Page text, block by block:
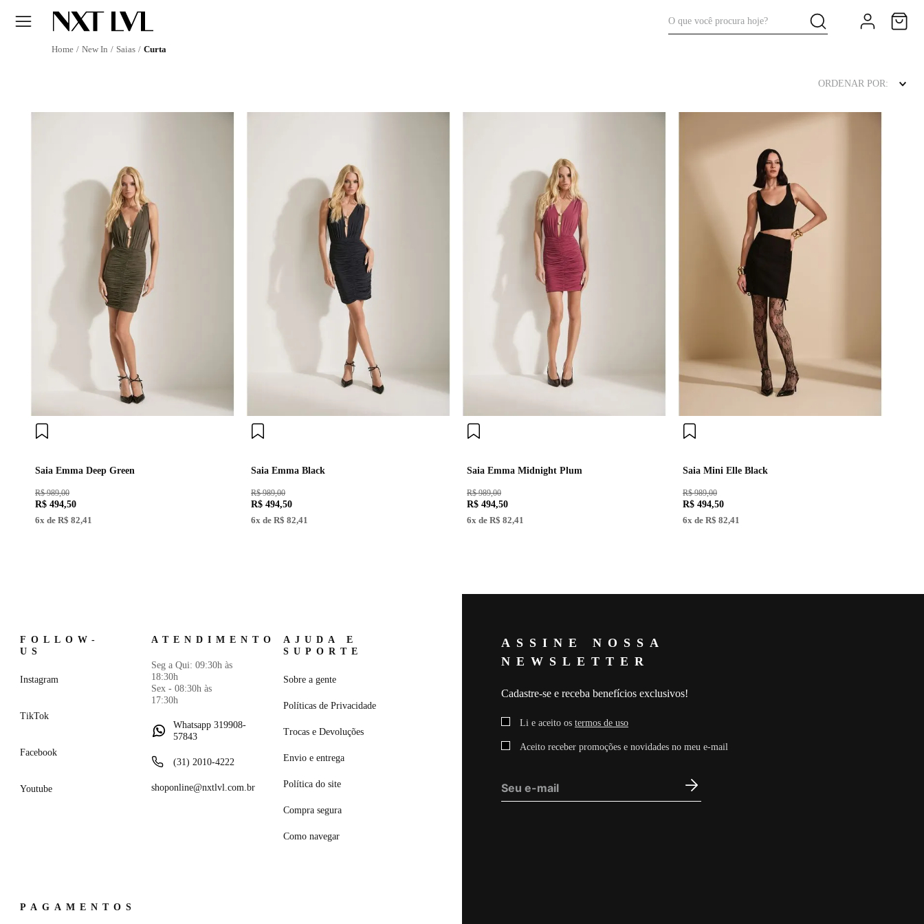
New In Saias Curta
ORDENAR POR:
Saia Emma Deep Green
R$ 989,00
R$ 494,50
6x de R$ 82,41
Saia Emma Black
R$ 989,00
R$ 494,50
6x de R$ 82,41
Saia Emma Midnight Plum
R$ 989,00
R$ 494,50
6x de R$ 82,41
Saia Mini Elle Black
R$ 989,00
R$ 494,50
6x de R$ 82,41
FOLLOW-
US
Instagram
TikTok
Facebook
Youtube
ATENDIMENTO
Seg a Qui: 09:30h às
18:30h
Sex - 08:30h às
17:30h
Whatsapp 319908-
57843
(31) 2010-4222
shoponline@nxtlvl.com.br
AJUDA E
SUPORTE
Sobre a gente
Políticas de Privacidade
Trocas e Devoluções
Envio e entrega
Política do site
Compra segura
Como navegar
PAGAMENTOS
ASSINE NOSSA
NEWSLETTER
Cadastre-se e receba benefícios exclusivos!
Li e aceito os termos de uso
Aceito receber promoções e novidades no meu e-mail